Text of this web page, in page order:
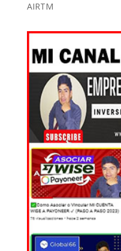
AIRTM